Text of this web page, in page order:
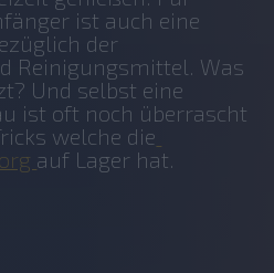
ist auch eine
der
Reinigungsmittel. Was
Und selbst eine
ist oft noch überrascht
welche die
auf Lager hat.